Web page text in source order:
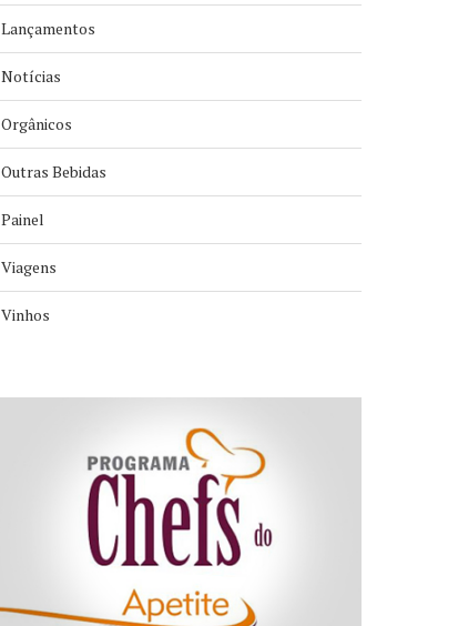
Lançamentos
Notícias
Orgânicos
Outras Bebidas
Painel
Viagens
Vinhos